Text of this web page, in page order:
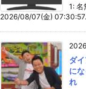
1: 名
2026/08/07(金)
ダ
に
れ